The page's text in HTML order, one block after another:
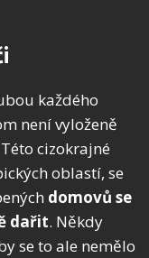
každého
není vyloženě
cizokrajné
oblastí, se
domovů se
dařit. Někdy
se to ale nemělo